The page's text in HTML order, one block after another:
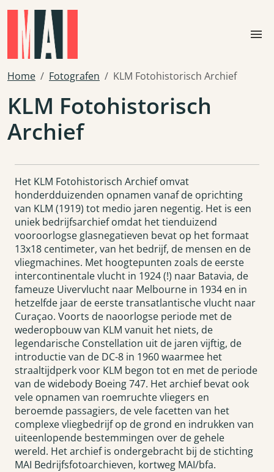
Skip to main content
menu
Home Fotografen KLM Fotohistorisch Archief
KLM Fotohistorisch
Archief
Het KLM Fotohistorisch Archief omvat
honderdduizenden opnamen vanaf de oprichting
van KLM (1919) tot medio jaren negentig. Het is een
uniek bedrijfsarchief omdat het tienduizend
vooroorlogse glasnegatieven bevat op het formaat
13x18 centimeter, van het bedrijf, de mensen en de
vliegmachines. Met hoogtepunten zoals de eerste
intercontinentale vlucht in 1924 (!) naar Batavia, de
fameuze Uivervlucht naar Melbourne in 1934 en in
hetzelfde jaar de eerste transatlantische vlucht naar
Curaçao. Voorts de naoorlogse periode met de
wederopbouw van KLM vanuit het niets, de
legendarische Constellation uit de jaren vijftig, de
introductie van de DC-8 in 1960 waarmee het
straaltijdperk voor KLM begon tot en met de periode
van de widebody Boeing 747. Het archief bevat ook
vele opnamen van roemruchte vliegers en
beroemde passagiers, de vele facetten van het
complexe vliegbedrijf op de grond en indrukken van
uiteenlopende bestemmingen over de gehele
wereld. Het archief is ondergebracht bij de stichting
MAI Bedrijfsfotoarchieven, kortweg MAI/bfa.